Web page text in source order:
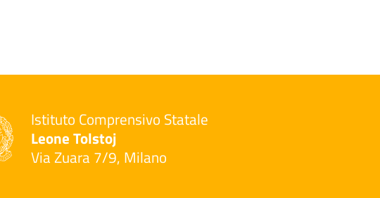
Istituto Comprensivo Statale
Leone Tolstoj
Via Zuara 7/9, Milano